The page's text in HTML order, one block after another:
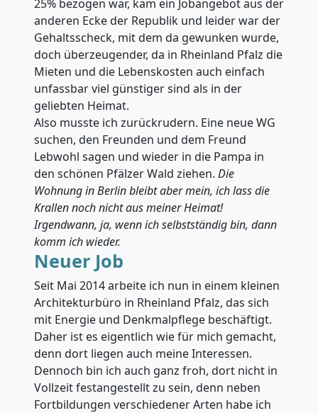
25% bezogen war, kam ein Jobangebot aus der
anderen Ecke der Republik und leider war der
Gehaltsscheck, mit dem da gewunken wurde,
doch überzeugender, da in Rheinland Pfalz die
Mieten und die Lebenskosten auch einfach
unfassbar viel günstiger sind als in der
geliebten Heimat.
Also musste ich zurückrudern. Eine neue WG
suchen, den Freunden und dem Freund
Lebwohl sagen und wieder in die Pampa in
den schönen Pfälzer Wald ziehen. Die
Wohnung in Berlin bleibt aber mein, ich lass die
Krallen noch nicht aus meiner Heimat!
Irgendwann, ja, wenn ich selbstständig bin, dann
komm ich wieder.
Neuer Job
Seit Mai 2014 arbeite ich nun in einem kleinen
Architekturbüro in Rheinland Pfalz, das sich
mit Energie und Denkmalpflege beschäftigt.
Daher ist es eigentlich wie für mich gemacht,
denn dort liegen auch meine Interessen.
Dennoch bin ich auch ganz froh, dort nicht in
Vollzeit festangestellt zu sein, denn neben
Fortbildungen verschiedener Arten habe ich